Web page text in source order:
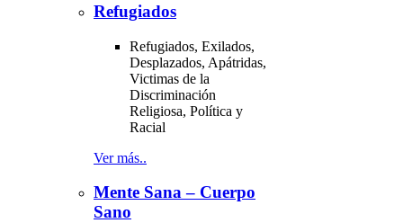
Refugiados
Refugiados, Exilados,
Desplazados, Apátridas,
Victimas de la
Discriminación
Religiosa, Política y
Racial
Ver más..
Mente Sana – Cuerpo
Sano